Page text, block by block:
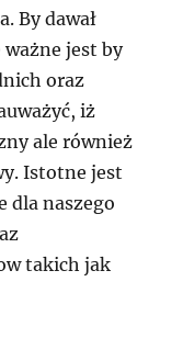
By dawał
jest by
oraz
iż
ale również
Istotne jest
dla naszego
takich jak